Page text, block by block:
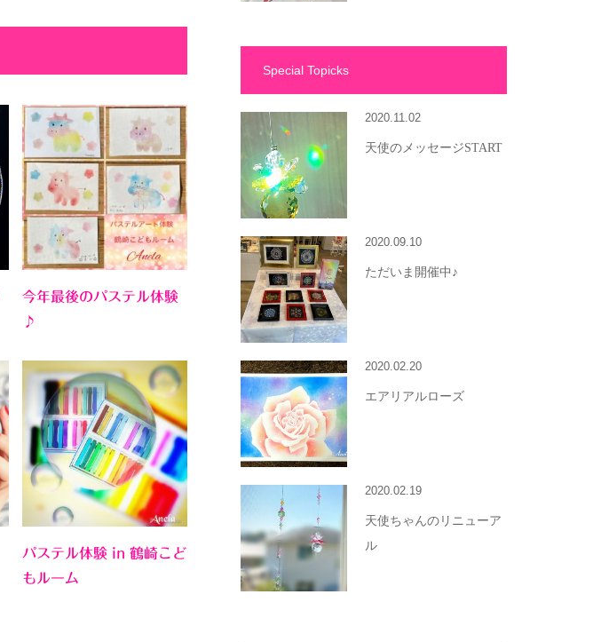
今年最後のパステル体験
♪
パステル体験 in 鶴崎こど
もルーム
Special Topicks
2020.11.02
天使のメッセージSTART
2020.09.10
ただいま開催中♪
2020.02.20
エアリアルローズ
2020.02.19
天使ちゃんのリニューア
ル